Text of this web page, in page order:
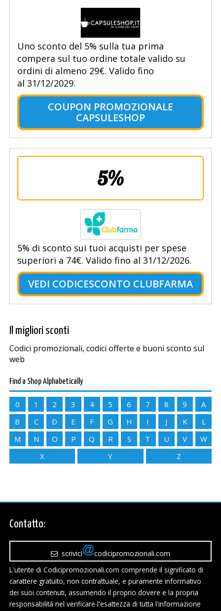
Uno sconto del 5% sulla tua prima
compera sul tuo ordine totale valido su
ordini di almeno 29€. Valido fino
al 31/12/2029.
COUPON PROMOZIONALE
CAPSULESHOP
5%
5% di sconto sui tuoi acquisti per spese
superiori a 74€. Valido fino al 31/12/2026.
VEDI CODICESCONTO CLUBFARMA
Il migliori sconti
Codici promozionali, codici offerte e buoni sconto sul
web
Find a Shop Alphabetically
0 1 2 3 4 5 6 7 8 9
A
B
C D E F G H I J K
L
M
N O P Q R S T U V
W
X
Y Z
Contatto:
scrivici
codicipromozionali.com
L'utente di Codicipromozionali.com comprende il significato di
carattere gratuito, non contrattuale, e puramente informativo
dei suoi contenuti, assumendo il proprio dovere e la propria
responsabilitá nel verificare l'esattezza di tutta l'informazione